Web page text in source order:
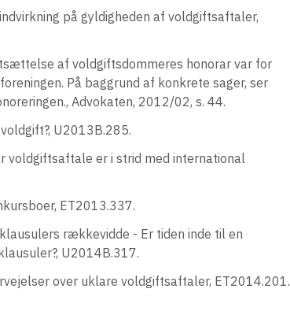
på gyldigheden af voldgiftsaftaler,
af voldgiftsdommeres honorar var for
På baggrund af konkrete sager, ser
Advokaten, 2012/02, s. 44.
U2013B.285.
voldgiftsaftale er i strid med international
ET2013.337.
rækkevidde - Er tiden inde til en
U2014B.317.
over uklare voldgiftsaftaler, ET2014.201.